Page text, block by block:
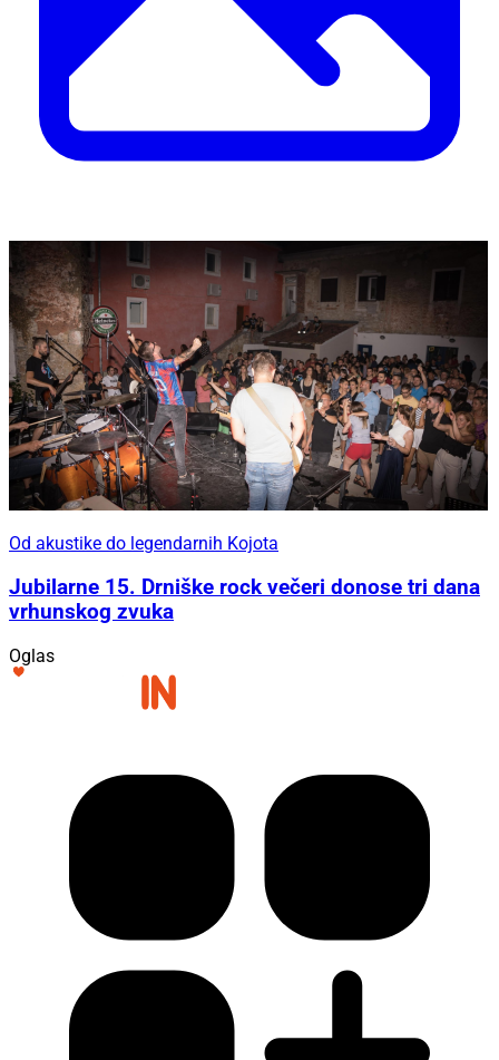
Od akustike do legendarnih Kojota
Jubilarne 15. Drniške rock večeri donose tri dana
vrhunskog zvuka
Oglas